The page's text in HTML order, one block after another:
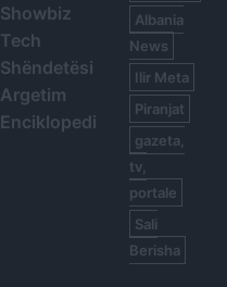
Showbiz
Tech
Shëndetësi
Argetim
Enciklopedi
Albania
News
Ilir Meta
Piranjat
gazeta,
tv,
portale
Sali
Berisha